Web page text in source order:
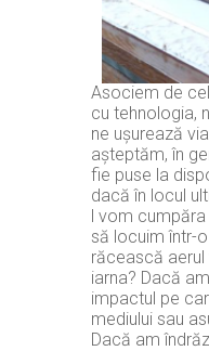
Asociem de
cu tehnologia,
ne ușurează
așteptăm, în
fie puse la
dacă în locul
l vom
să locuim într-
răcească
iarna? Dacă
impactul pe
mediului sau
Dacă am